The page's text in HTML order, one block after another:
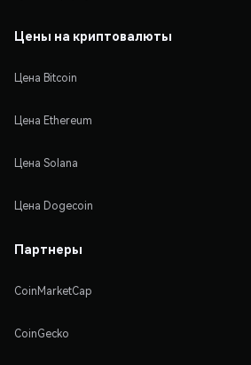
Цены на криптовалюты
Цена Bitcoin
Цена Ethereum
Цена Solana
Цена Dogecoin
Партнеры
CoinMarketCap
CoinGecko